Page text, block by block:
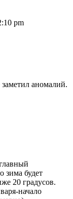
pm
аномалий.
зима будет
20 градусов.
начало